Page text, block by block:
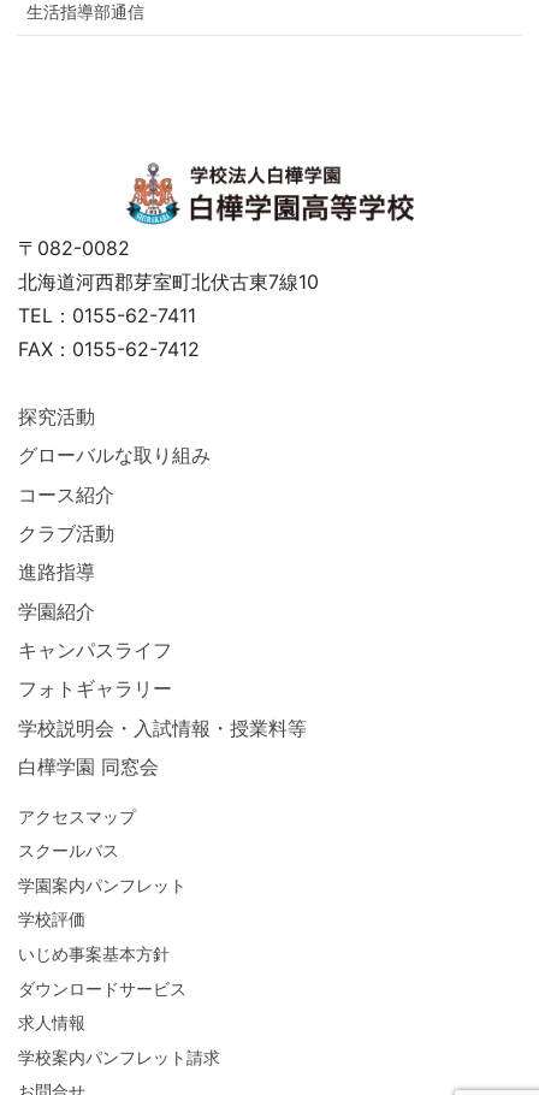
生活指導部通信
〒082-0082
北海道河西郡芽室町北伏古東7線10
TEL：0155-62-7411
FAX：0155-62-7412
探究活動
グローバルな取り組み
コース紹介
クラブ活動
進路指導
学園紹介
キャンパスライフ
フォトギャラリー
学校説明会・入試情報・授業料等
白樺学園 同窓会
アクセスマップ
スクールバス
学園案内パンフレット
学校評価
いじめ事案基本方針
ダウンロードサービス
求人情報
学校案内パンフレット請求